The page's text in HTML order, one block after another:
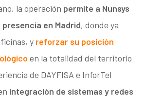
la operación permite a Nunsys
en Madrid, donde ya
y reforzar su posición
en la totalidad del territorio
de DAYFISA e InforTel
integración de sistemas y redes